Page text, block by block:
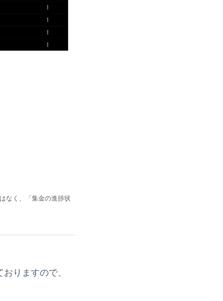
なく、「集金の進捗状
りますので、